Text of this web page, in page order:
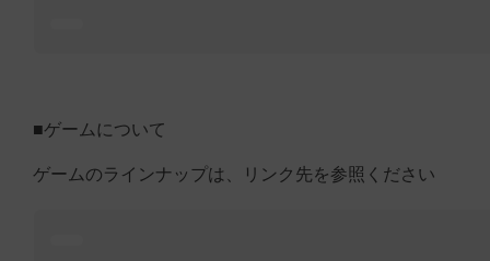
■ゲームについて
ゲームのラインナップは、リンク先を参照ください